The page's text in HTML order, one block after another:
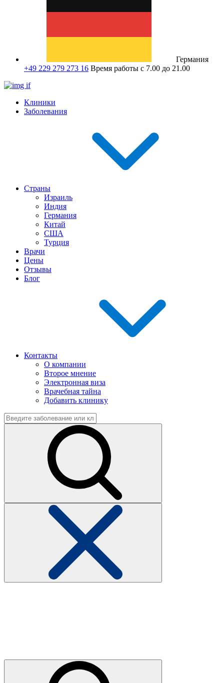
Германия
+49 229 279 273 16 Время работы с 7.00 до 21.00
Клиники
Заболевания
Страны
Израиль
Индия
Германия
Китай
США
Турция
Врачи
Цены
Отзывы
Блог
Контакты
О компании
Второе мнение
Электронная виза
Врачебная тайна
Добавить клинику